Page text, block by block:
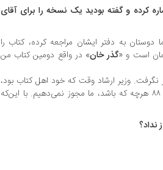
کرده و گفته‌ بودید یک نسخه را برای آقای
دوستان به دفتر ایشان مراجعه کرده، کتاب را
است و «گذر خان» در واقع دومین کتاب من
نگرفت. وزیر ارشاد وقت که خود اهل کتاب بود،
رمان را خواند و گفت درباره بحث ۸۸ هرچه که باشد، ما مجوز نمی‌دهیم. با این‌که